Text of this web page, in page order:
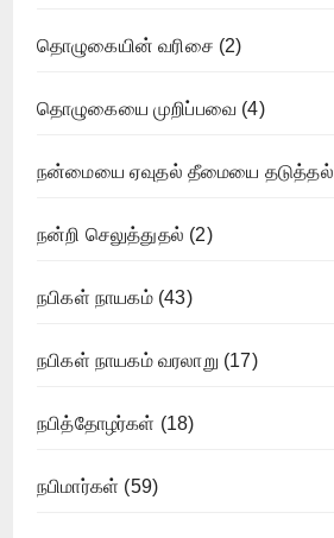
தொழுகையின் வரிசை (2)
தொழுகையை முறிப்பவை (4)
நன்மையை ஏவுதல் தீமையை தடுத்தல்
நன்றி செலுத்துதல் (2)
நபிகள் நாயகம்(43)
நபிகள் நாயகம் வரலாறு (17)
நபித்தோழர்கள் (18)
நபிமார்கள் (59)